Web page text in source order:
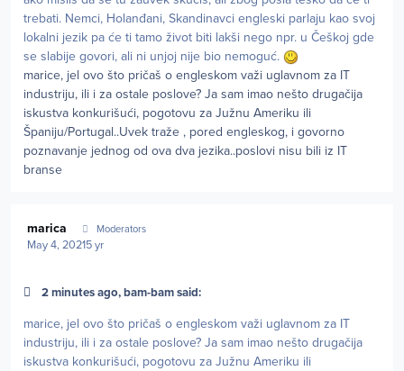
trebati. Nemci, Holanđani, Skandinavci engleski parlaju kao svoj
lokalni jezik pa će ti tamo život biti lakši nego npr. u Češkoj gde
se slabije govori, ali ni unjoj nije bio nemoguć.
marice, jel ovo što pričaš o engleskom važi uglavnom za IT
industriju, ili i za ostale poslove? Ja sam imao nešto drugačija
iskustva konkurišući, pogotovu za Južnu Ameriku ili
Španiju/Portugal..Uvek traže , pored engleskog, i govorno
poznavanje jednog od ova dva jezika..poslovi nisu bili iz IT
branse
marica Moderators
May 4, 20215 yr
2 minutes ago, bam-bam said:
marice, jel ovo što pričaš o engleskom važi uglavnom za IT
industriju, ili i za ostale poslove? Ja sam imao nešto drugačija
iskustva konkurišući, pogotovu za Južnu Ameriku ili